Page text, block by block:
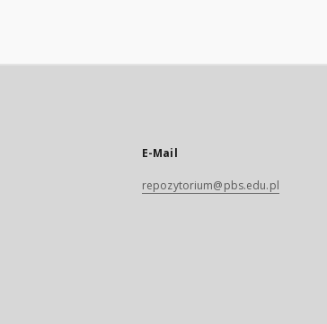
E-Mail
repozytorium@pbs.edu.pl